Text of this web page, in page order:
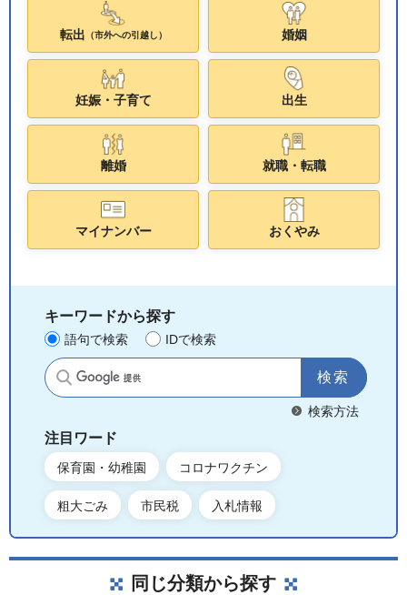
転出 （市外への引越し） 婚姻
妊娠・子育て 出生
離婚 就職・転職
マイナンバー おくやみ
キーワードから探す
語句で検索 IDで検索
サイト内検索
検索方法
注目ワード
保育園・幼稚園 コロナワクチン
粗大ごみ 市民税 入札情報
同じ分類から探す